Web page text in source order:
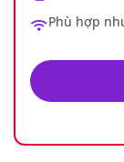
Phù hợp